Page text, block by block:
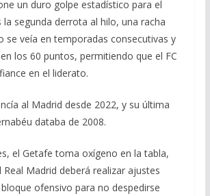
un duro golpe estadístico para el
la segunda derrota al hilo, una racha
se veía en temporadas consecutivas y
los 60 puntos, permitiendo que el FC
en el liderato.
al Madrid desde 2022, y su última
databa de 2008.
el Getafe toma oxígeno en la tabla,
Madrid deberá realizar ajustes
ofensivo para no despedirse